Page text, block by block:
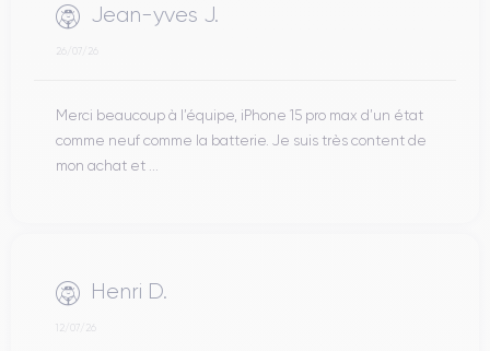
Jean-yves J.
26/07/26
Merci beaucoup à l’équipe, iPhone 15 pro max d’un état
comme neuf comme la batterie. Je suis très content de
mon achat et ...
Henri D.
12/07/26